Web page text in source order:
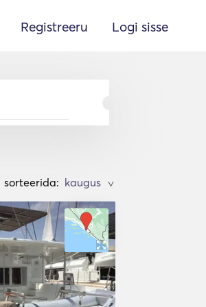
Registreeru Logi sisse
sorteerida: >